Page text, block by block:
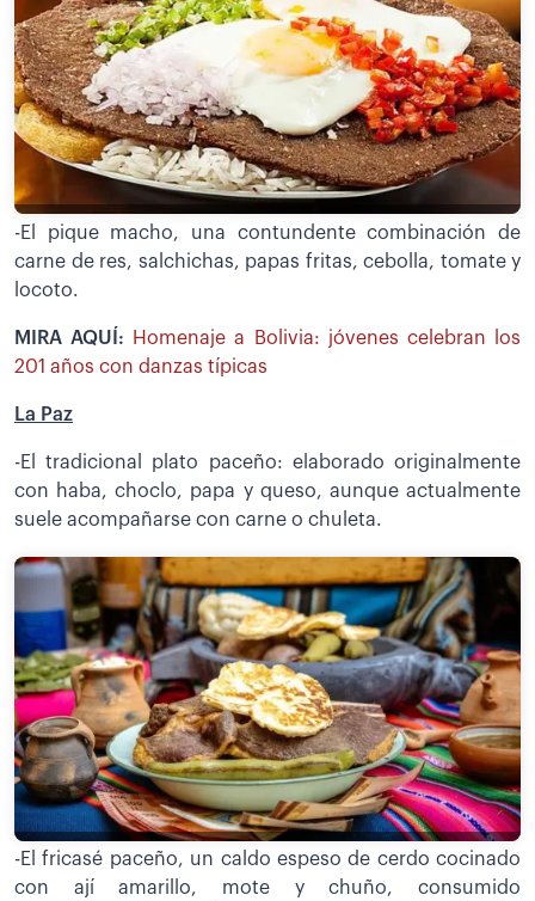
-El pique macho, una contundente combinación de
carne de res, salchichas, papas fritas, cebolla, tomate y
locoto.
MIRA AQUÍ:
Homenaje a Bolivia: jóvenes celebran los
201 años con danzas típicas
La Paz
-El tradicional plato paceño: elaborado originalmente
con haba, choclo, papa y queso, aunque actualmente
suele acompañarse con carne o chuleta.
-El fricasé paceño, un caldo espeso de cerdo cocinado
con ají amarillo, mote y chuño, consumido